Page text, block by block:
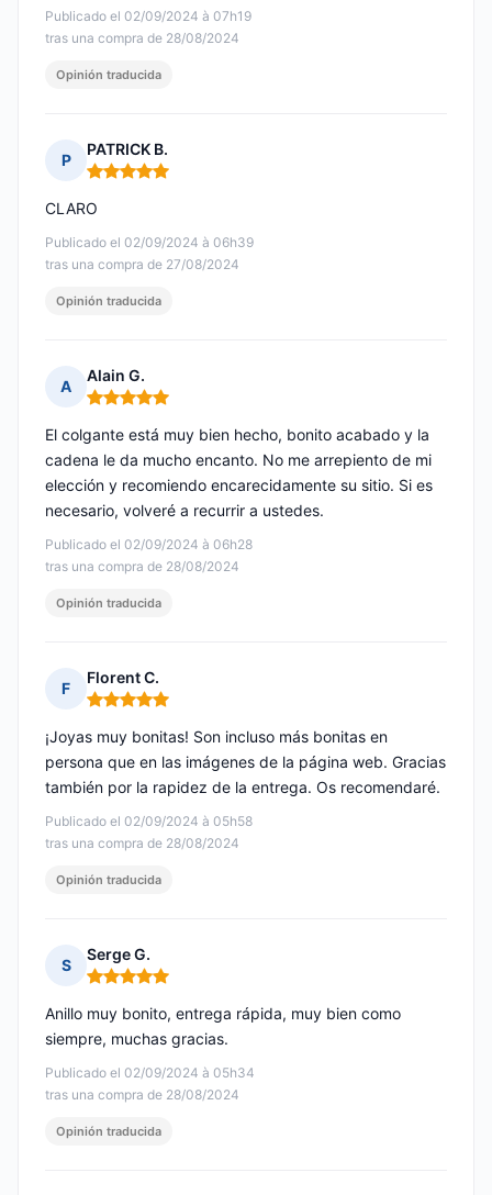
Publicado el 02/09/2024 à 07h19
tras una compra de 28/08/2024
Opinión traducida
P
PATRICK B.
Nota: 5 de 5
Publicado el 02/09/2024 à 06h39
tras una compra de 27/08/2024
CLARO
Opinión traducida
A
Alain G.
Nota: 5 de 5
Publicado el 02/09/2024 à 06h28
tras una compra de 28/08/2024
El colgante está muy bien hecho, bonito acabado y la
cadena le da mucho encanto. No me arrepiento de mi
elección y recomiendo encarecidamente su sitio. Si es
necesario, volveré a recurrir a ustedes.
Opinión traducida
F
Florent C.
Nota: 5 de 5
Publicado el 02/09/2024 à 05h58
tras una compra de 28/08/2024
¡Joyas muy bonitas! Son incluso más bonitas en
persona que en las imágenes de la página web. Gracias
también por la rapidez de la entrega. Os recomendaré.
Opinión traducida
S
Serge G.
Nota: 5 de 5
Publicado el 02/09/2024 à 05h34
tras una compra de 28/08/2024
Anillo muy bonito, entrega rápida, muy bien como
siempre, muchas gracias.
Opinión traducida